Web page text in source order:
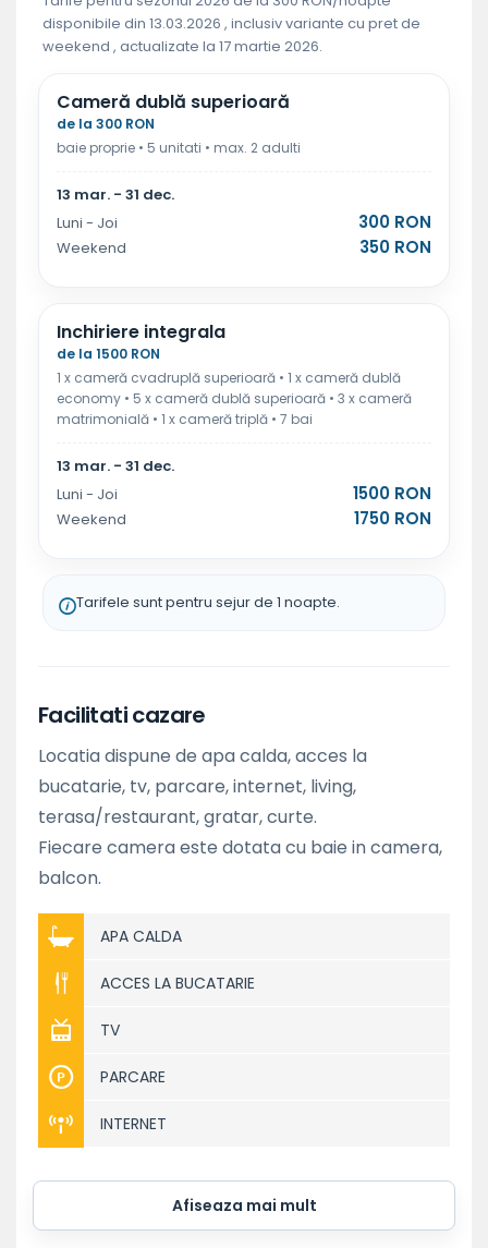
disponibile din 13.03.2026 , inclusiv variante cu pret de
weekend , actualizate la 17 martie 2026.
Cameră dublă superioară
de la 300 RON
baie proprie • 5 unitati • max. 2 adulti
13 mar. - 31 dec.
Luni - Joi
300 RON
Weekend 350 RON
Inchiriere integrala
de la 1500 RON
1 x cameră cvadruplă superioară • 1 x cameră dublă
economy • 5 x cameră dublă superioară • 3 x cameră
matrimonială • 1 x cameră triplă • 7 bai
13 mar. - 31 dec.
Luni - Joi
1500 RON
Weekend 1750 RON
Tarifele sunt pentru sejur de 1 noapte.
Facilitati cazare
Locatia dispune de apa calda, acces la
bucatarie, tv, parcare, internet, living,
terasa/restaurant, gratar, curte.
Fiecare camera este dotata cu baie in camera,
balcon.
APA CALDA
ACCES LA BUCATARIE
TV
PARCARE
INTERNET
Afiseaza mai mult